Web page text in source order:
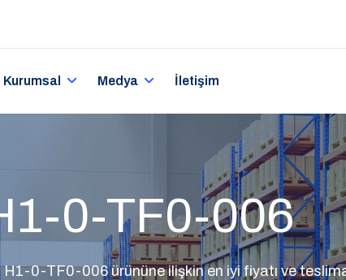
Kurumsal Medya İletişim
0-TF0-006
0-TF0-006 ürününe ilişkin en iyi fiyatı ve